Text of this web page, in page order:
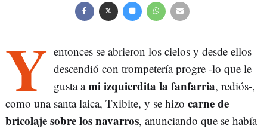
Y entonces se abrieron los cielos y desde ellos
descendió con trompetería progre -lo que le
gusta ami izquierdita la fanfarria, rediós-,
como una santa laica, Txibite, y se hizo carne de
bricolaje sobre los navarros, anunciando que se había